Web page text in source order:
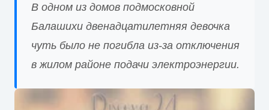
В одном из домов подмосковной
Балашихи двенадцатилетняя девочка
чуть было не погибла из-за отключения
в жилом районе подачи электроэнергии.